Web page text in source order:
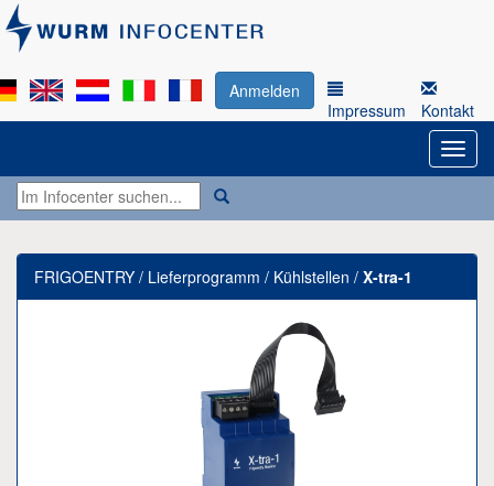
Anmelden
Impressum
Kontakt
FRIGOENTRY / Lieferprogramm / Kühlstellen / X-tra-1